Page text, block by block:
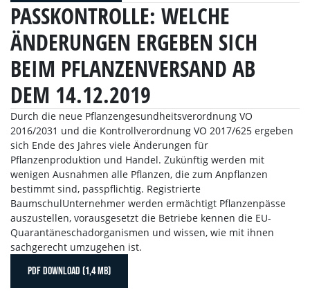
PASSKONTROLLE: WELCHE
ÄNDERUNGEN ERGEBEN SICH
BEIM PFLANZENVERSAND AB
DEM 14.12.2019
Durch die neue Pflanzengesundheitsverordnung VO
2016/2031 und die Kontrollverordnung VO 2017/625 ergeben
sich Ende des Jahres viele Änderungen für
Pflanzenproduktion und Handel. Zukünftig werden mit
wenigen Ausnahmen alle Pflanzen, die zum Anpflanzen
bestimmt sind, passpflichtig. Registrierte
BaumschulUnternehmer werden ermächtigt Pflanzenpässe
auszustellen, vorausgesetzt die Betriebe kennen die EU-
Quarantäneschadorganismen und wissen, wie mit ihnen
sachgerecht umzugehen ist.
PDF DOWNLOAD (1,4 MB)